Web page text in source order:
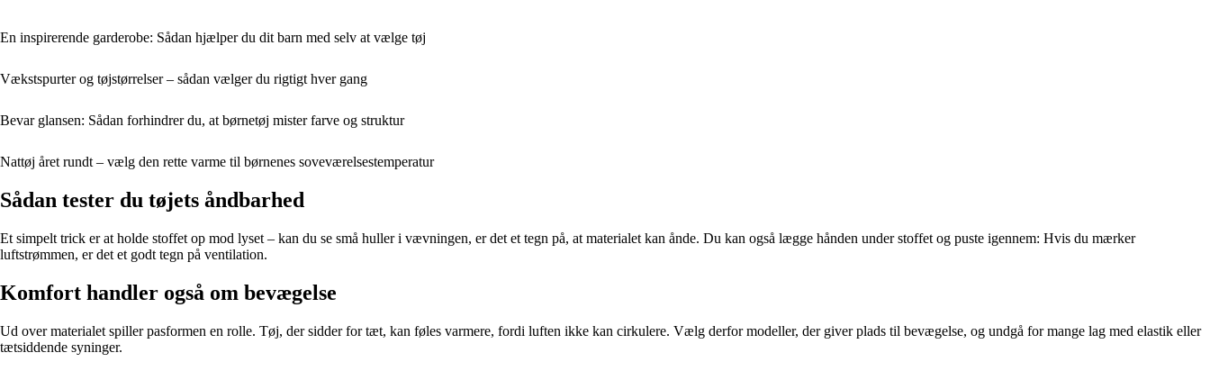
En inspirerende garderobe: Sådan hjælper du dit barn med selv at vælge tøj
Vækstspurter og tøjstørrelser – sådan vælger du rigtigt hver gang
Bevar glansen: Sådan forhindrer du, at børnetøj mister farve og struktur
Nattøj året rundt – vælg den rette varme til børnenes soveværelsestemperatur
Sådan tester du tøjets åndbarhed
Et simpelt trick er at holde stoffet op mod lyset – kan du se små huller i vævningen, er det et tegn på, at materialet kan ånde. Du kan også lægge hånden under stoffet og puste igennem: Hvis du mærker
luftstrømmen, er det et godt tegn på ventilation.
Komfort handler også om bevægelse
Ud over materialet spiller pasformen en rolle. Tøj, der sidder for tæt, kan føles varmere, fordi luften ikke kan cirkulere. Vælg derfor modeller, der giver plads til bevægelse, og undgå for mange lag med elastik eller
tætsiddende syninger.